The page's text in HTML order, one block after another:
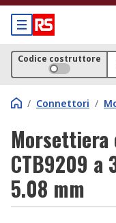
Codice costruttore
/ Connettori /
Morsettiera
CTB9209 a
5.08 mm